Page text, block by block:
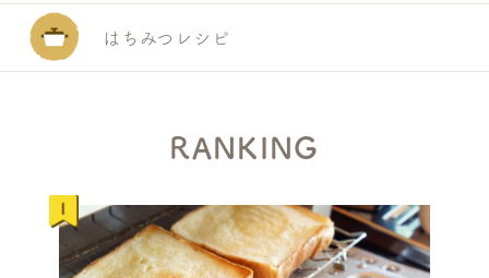
はちみつレシピ
RANKING